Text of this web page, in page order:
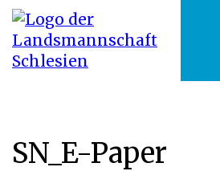
SN_E-Paper